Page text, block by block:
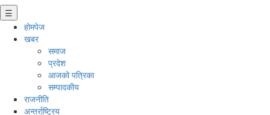
☰
होमपेज
खबर
समाज
प्रदेश
आजको पत्रिका
सम्पादकीय
राजनीति
अन्तर्राष्ट्रिय